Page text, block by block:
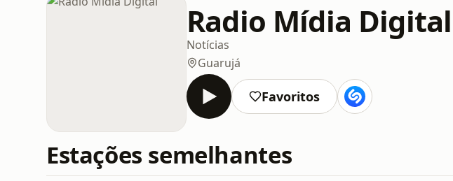
Radio Mídia Digital
Notícias
Guarujá
Favoritos
Estações semelhantes